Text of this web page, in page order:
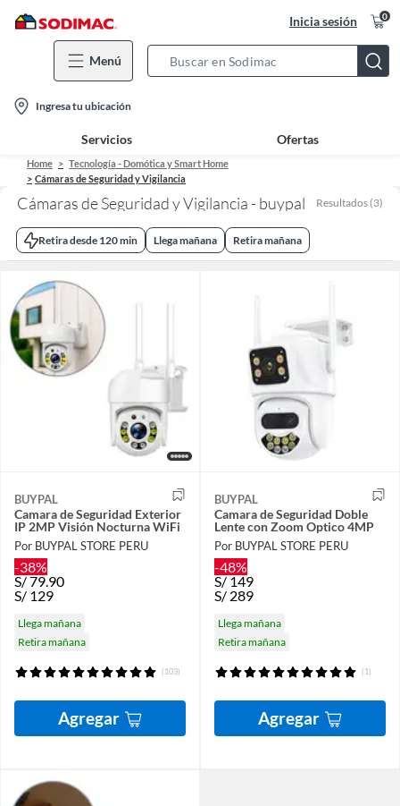
Inicia sesión 0
Menú
Bar
location-
icon
Ingresa tu ubicación
Servicios Ofertas
Home
Tecnología - Domótica y Smart Home
Cámaras de Seguridad y Vigilancia
Cámaras de Seguridad y Vigilancia - buypal Resultados (3)
Retira desde 120 min Llega mañana Retira mañana
BUYPAL
Camara de Seguridad Exterior
IP 2MP Visión Nocturna WiFi
Por BUYPAL STORE PERU
-38%
S/79.90
S/ 129
Llega mañana
Retira mañana
(103)
Agregar
BUYPAL
Camara de Seguridad Doble
Lente con Zoom Optico 4MP
Por BUYPAL STORE PERU
-48%
S/ 149
S/ 289
Llega mañana
Retira mañana
(1)
Agregar